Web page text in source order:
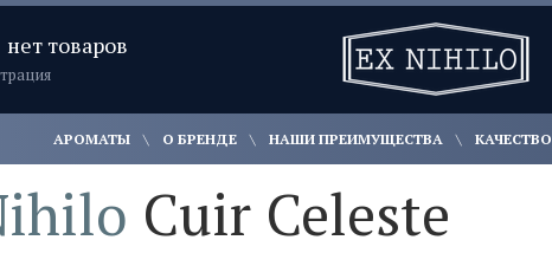
нет товаров
АРОМАТЫ О БРЕНДЕ НАШИ ПРЕИМУЩЕСТВА КАЧЕСТВО
Cuir Celeste